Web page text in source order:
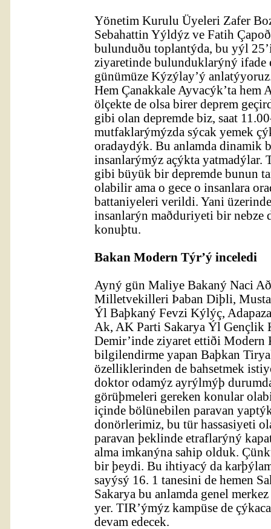
Yönetim Kurulu Üyeleri Zafer
Sebahattin Yýldýz ve Fatih
bulunduðu toplantýda, bu yýl
ziyaretinde bulunduklarýný ifade
günümüze Kýzýlay’ý
Hem Çanakkale Ayvacýk’ta hem
ölçekte de olsa birer deprem
gibi olan depremde biz, saat
mutfaklarýmýzda sýcak yemek
oradaydýk. Bu anlamda dinamik
insanlarýmýz açýkta yatmadýlar.
gibi büyük bir depremde bunun
olabilir ama o gece o insanlara
battaniyeleri verildi. Yani
insanlarýn maðduriyeti bir nebze
konuþtu.
Bakan Modern Týr’ý inceledi
Ayný gün Maliye Bakaný Naci
Milletvekilleri Þaban Diþli,
Ýl Baþkaný Fevzi Kýlýç,
Ak, AK Parti Sakarya Ýl Gençlik
Demir’inde ziyaret ettiði Modern
bilgilendirme yapan Baþkan
özelliklerinden de bahsetmek
doktor odamýz ayrýlmýþ
görüþmeleri gereken konular
içinde bölünebilen paravan
donörlerimiz, bu tür hassasiyeti
paravan þeklinde etraflarýný
alma imkanýna sahip olduk.
bir þeydi. Bu ihtiyacý da
sayýsý 16. 1 tanesini de hemen
Sakarya bu anlamda genel
yer. TIR’ýmýz kampüse de
devam edecek.